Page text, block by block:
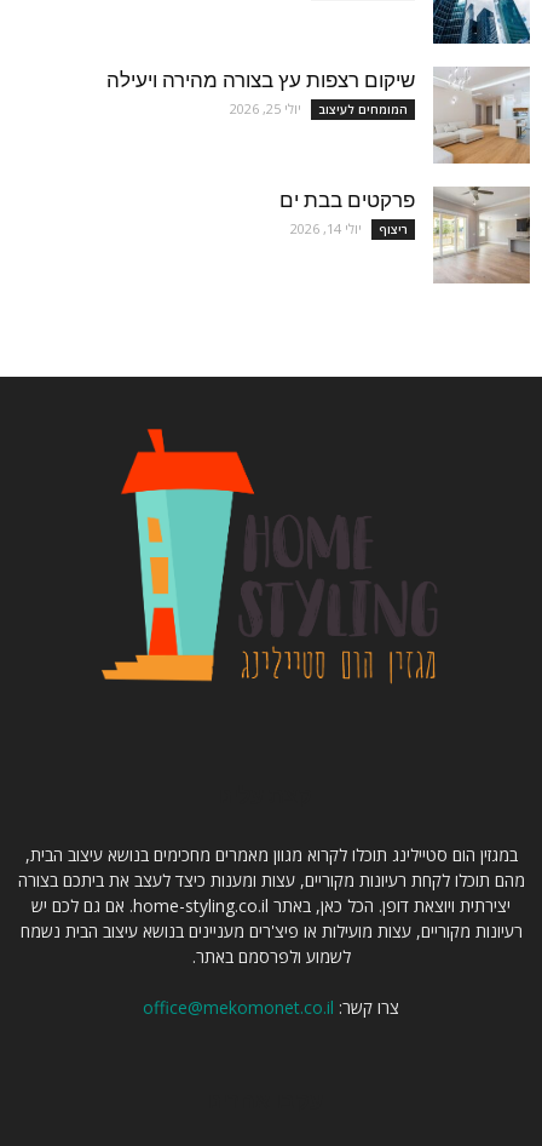
שיקום רצפות עץ בצורה מהירה ויעילה
המומחים לעיצוב יולי 25, 2026
פרקטים בבת ים
ריצוף יולי 14, 2026
במגזין הום סטיילינג תוכלו לקרוא מגוון מאמרים מחכימים בנושא עיצוב הבית,
מהם תוכלו לקחת רעיונות מקוריים, עצות ומענות כיצד לעצב את ביתכם בצורה
יצירתית ויוצאת דופן. הכל כאן, באתר home-styling.co.il. אם גם לכם יש
רעיונות מקוריים, עצות מועילות או פיצ'רים מעניינים בנושא עיצוב הבית נשמח
לשמוע ולפרסמם באתר.
צרו קשר: office@mekomonet.co.il